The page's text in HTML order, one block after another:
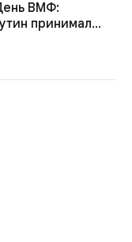
ВМФ:
принимал